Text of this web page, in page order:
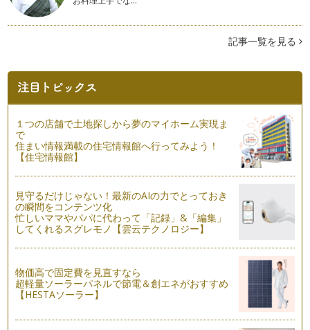
どう教えてますか？トイレマナー その２
トイレに対してマイナスイメージを作らないことが、トイレに
お子様がトイレを上手に使いはじめる頃、ぜひ一度親子でトイ
レマナーを確認してみてください。幼…
ベビーカーマナー
お出かけの際、ベビーカーはとても便利ですね。昼寝を多くす
る時期には、長時間の移動においてず…
エスカレーターどっちに乗る？
ですね。 大阪でのエスカレ…
喜ばれる手土産
産として用意してくれたの…
機内「なるほどマナー 手荷物編」
先日のニュースで記憶に新しい、アシアナ航空の着陸時の航空
記事一覧を見る
１つの店舗で土地探しから夢のマイホーム実現ま
で
住まい情報満載の住宅情報館へ行ってみよう！
【住宅情報館】
見守るだけじゃない！最新のAIの力でとっておき
の瞬間をコンテンツ化
忙しいママやパパに代わって「記録」&「編集」
してくれるスグレモノ【雲云テクノロジー】
物価高で固定費を見直すなら
超軽量ソーラーパネルで節電＆創エネがおすすめ
【HESTAソーラー】